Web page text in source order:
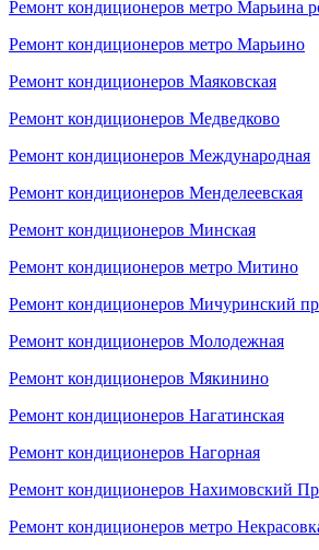
Ремонт кондиционеров метро Марьина
Ремонт кондиционеров метро Марьино
Ремонт кондиционеров Маяковская
Ремонт кондиционеров Медведково
Ремонт кондиционеров Международная
Ремонт кондиционеров Менделеевская
Ремонт кондиционеров Минская
Ремонт кондиционеров метро Митино
Ремонт кондиционеров Мичуринский
Ремонт кондиционеров Молодежная
Ремонт кондиционеров Мякинино
Ремонт кондиционеров Нагатинская
Ремонт кондиционеров Нагорная
Ремонт кондиционеров Нахимовский
Ремонт кондиционеров метро